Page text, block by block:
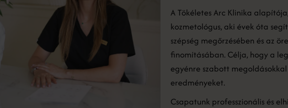
A Tökéletes Arc Klinika
kozmetológus, aki évek óta
szépség megőrzésében és az
finomításában. Célja, hogy a
egyénre szabott
eredményeket.
Csapatunk professzionális és